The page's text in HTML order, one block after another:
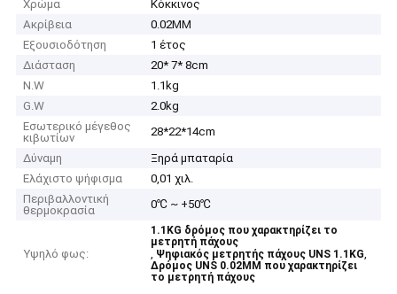
Χρώμα
Κόκκινος
Ακρίβεια
0.02MM
Εξουσιοδότηση
1 έτος
Διάσταση
20* 7* 8cm
N.W
1.1kg
G.W
2.0kg
Εσωτερικό μέγεθος
κιβωτίων
28*22*14cm
Δύναμη
Ξηρά μπαταρία
Ελάχιστο ψήφισμα
0,01 χιλ.
Περιβαλλοντική
θερμοκρασία
0℃ ~ +50℃
Υψηλό φως:
1.1KG δρόμος που χαρακτηρίζει το
μετρητή πάχους
, Ψηφιακός μετρητής πάχους UNS 1.1KG,
Δρόμος UNS 0.02MM που χαρακτηρίζει
το μετρητή πάχους